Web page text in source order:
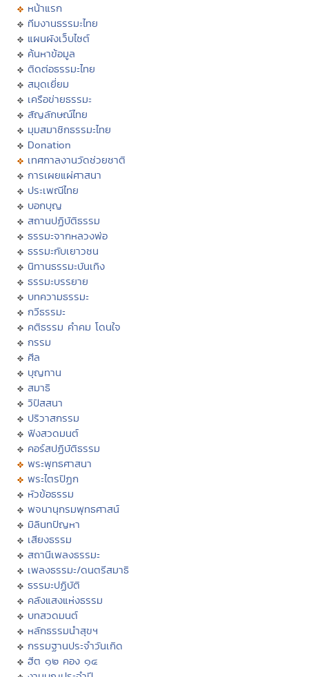
หน้าแรก
ทีมงานธรรมะไทย
แผนผังเว็บไซต์
ค้นหาข้อมูล
ติดต่อธรรมะไทย
สมุดเยี่ยม
เครือข่ายธรรมะ
สัญลักษณ์ไทย
มุมสมาชิกธรรมะไทย
Donation
เทศกาลงานวัดช่วยชาติ
การเผยแผ่ศาสนา
ประเพณีไทย
บอกบุญ
สถานปฏิบัติธรรม
ธรรมะจากหลวงพ่อ
ธรรมะกับเยาวชน
นิทานธรรมะบันเทิง
ธรรมะบรรยาย
บทความธรรมะ
กวีธรรมะ
คติธรรม คำคม โดนใจ
กรรม
ศีล
บุญทาน
สมาธิ
วิปัสสนา
ปริวาสกรรม
ฟังสวดมนต์
คอร์สปฏิบัติธรรม
พระพุทธศาสนา
พระไตรปิฏก
หัวข้อธรรม
พจนานุกรมพุทธศาสน์
มิลินทปัญหา
เสียงธรรม
สถานีเพลงธรรมะ
เพลงธรรมะ/ดนตรีสมาธิ
ธรรมะปฏิบัติ
คลังแสงแห่งธรรม
บทสวดมนต์
หลักธรรมนำสุขฯ
กรรมฐานประจำวันเกิด
ฮีต ๑๒ คอง ๑๔